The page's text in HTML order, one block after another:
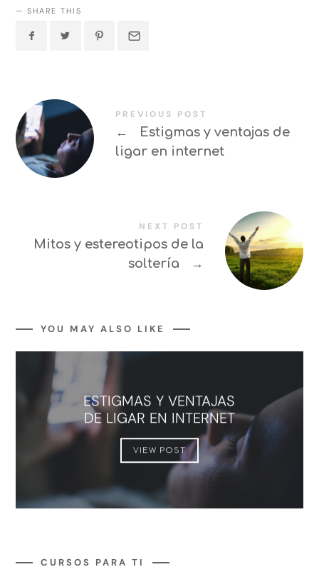
SHARE THIS
PREVIOUS POST
←
Estigmas y ventajas de
ligar en internet
NEXT POST
Mitos y estereotipos de la
soltería
→
YOU MAY ALSO LIKE
ESTIGMAS Y VENTAJAS
DE LIGAR EN INTERNET
VIEW POST
CURSOS PARA TI